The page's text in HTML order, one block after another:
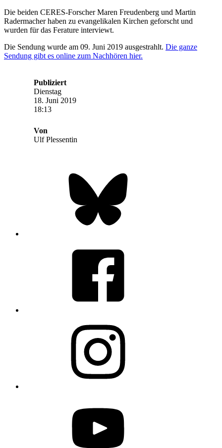
Die beiden CERES-Forscher Maren Freudenberg und Martin
Radermacher haben zu evangelikalen Kirchen geforscht und
wurden für das Ferature interviewt.
Die Sendung wurde am 09. Juni 2019 ausgestrahlt. Die ganze
Sendung gibt es online zum Nachhören hier.
Publiziert
Dienstag
18. Juni 2019
18:13
Von
Ulf Plessentin